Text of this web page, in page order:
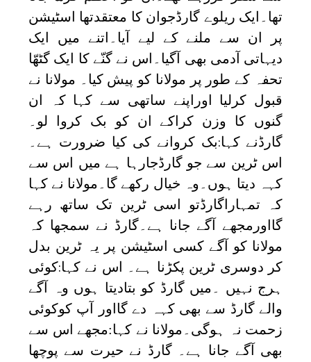
تھا۔ایک ریلوے گارڈجوان کا معتقدتھا اسٹیشن
پر ان سے ملنے کے لیے آیا۔اتنے میں ایک
دیہاتی آدمی بھی آگیا۔اس نے گنّے کا ایک گٹھّا
تحفہ کے طور پر مولانا کو پیش کیا۔ مولانا نے
قبول کرلیا اوراپنے ساتھی سے کہا کہ ان
گنوں کا وزن کراکے ان کو بک کروا لو۔
گارڈنے کہا:بک کروانے کی کیا ضرورت ہے۔
اس ٹرین سے جو گارڈجارہا ہے میں اس سے
کہہ دیتا ہوں۔وہ خیال رکھے گا۔مولانا نے کہا
کہ تمہاراگارڈتو اسی ٹرین تک ساتھ رہے
گااورمجھے آگے جانا ہے۔گارڈ نے سمجھا کہ
مولانا کو آگے کسی اسٹیشن پر یہ ٹرین بدل
کر دوسری ٹرین پکڑنا ہے۔ اس نے کہا:کوئی
ہرج نہیں ۔میں گارڈ کو بتادیتا ہوں وہ آگے
والے گارڈ سے بھی کہہ دے گااور آپ کوکوئی
زحمت نہ ہوگی۔مولانا نے کہا:مجھے اس سے
بھی آگے جانا ہے۔ گارڈ نے حیرت سے پوچھا